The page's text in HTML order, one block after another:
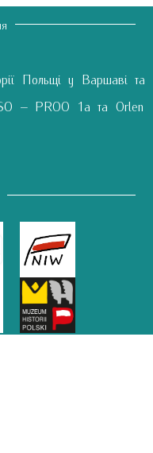
Польщі у Варшаві та
– PROO 1a та Orlen